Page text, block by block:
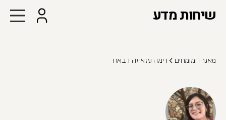
שיחות מדע
מאגר המומחים דימה עזאיזה דבאח